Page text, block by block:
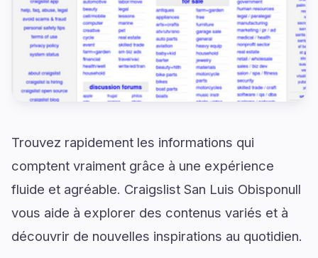
Trouvez rapidement les informations qui
comptent vraiment grâce à une expérience
fluide et agréable. Craigslist San Luis Obisponull
vous aide à explorer des contenus variés et à
découvrir de nouvelles inspirations au quotidien.